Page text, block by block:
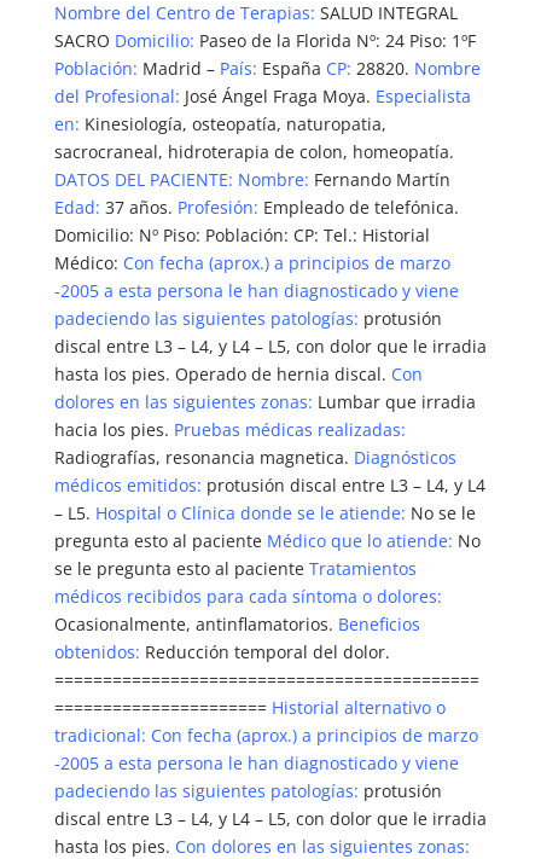
Nombre del Centro de Terapias: SALUD INTEGRAL
SACRO Domicilio: Paseo de la Florida Nº: 24 Piso: 1ºF
Población: Madrid – País: España CP: 28820. Nombre
del Profesional: José Ángel Fraga Moya. Especialista
en: Kinesiología, osteopatía, naturopatia,
sacrocraneal, hidroterapia de colon, homeopatía.
DATOS DEL PACIENTE: Nombre: Fernando Martín
Edad: 37 años. Profesión: Empleado de telefónica.
Domicilio: Nº Piso: Población: CP: Tel.: Historial
Médico: Con fecha (aprox.) a principios de marzo
-2005 a esta persona le han diagnosticado y viene
padeciendo las siguientes patologías: protusión
discal entre L3 – L4, y L4 – L5, con dolor que le irradia
hasta los pies. Operado de hernia discal. Con
dolores en las siguientes zonas: Lumbar que irradia
hacia los pies. Pruebas médicas realizadas:
Radiografías, resonancia magnetica. Diagnósticos
médicos emitidos: protusión discal entre L3 – L4, y L4
– L5. Hospital o Clínica donde se le atiende: No se le
pregunta esto al paciente Médico que lo atiende: No
se le pregunta esto al paciente Tratamientos
médicos recibidos para cada síntoma o dolores:
Ocasionalmente, antinflamatorios. Beneficios
obtenidos: Reducción temporal del dolor.
============================================
====================== Historial alternativo o
tradicional: Con fecha (aprox.) a principios de marzo
-2005 a esta persona le han diagnosticado y viene
padeciendo las siguientes patologías: protusión
discal entre L3 – L4, y L4 – L5, con dolor que le irradia
hasta los pies. Con dolores en las siguientes zonas: